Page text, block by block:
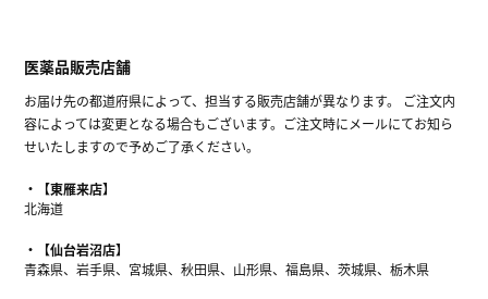
医薬品販売店舗
お届け先の都道府県によって、担当する販売店舗が異なります。 ご注文内
容によっては変更となる場合もございます。ご注文時にメールにてお知ら
せいたしますので予めご了承ください。
【東雁来店】
北海道
【仙台岩沼店】
青森県、岩手県、宮城県、秋田県、山形県、福島県、茨城県、栃木県